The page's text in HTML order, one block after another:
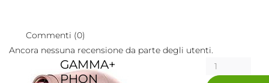
Commenti (0)
Ancora nessuna recensione da parte degli utenti.
GAMMA+
PHON